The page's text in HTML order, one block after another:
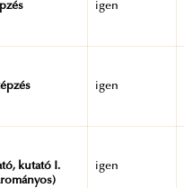
igen
igen
kutató I.
igen